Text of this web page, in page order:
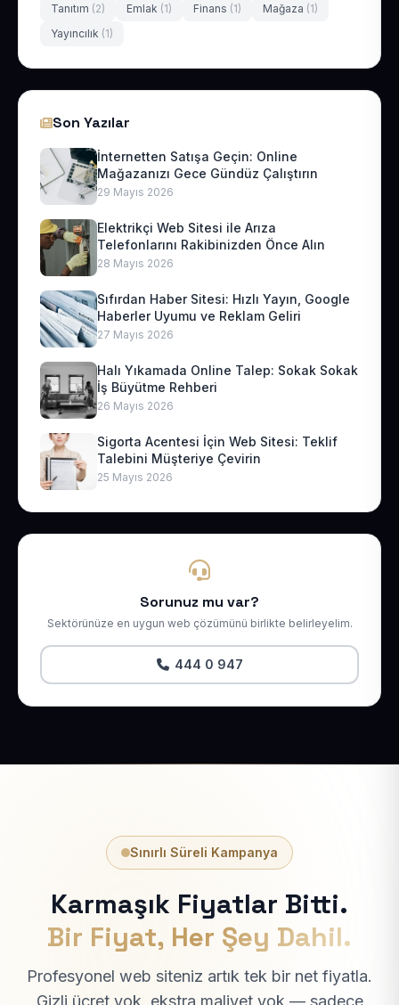
Tanıtım (2) Emlak (1) Finans (1) Mağaza (1)
Yayıncılık (1)
Son Yazılar
İnternetten Satışa Geçin: Online
Mağazanızı Gece Gündüz Çalıştırın
29 Mayıs 2026
Elektrikçi Web Sitesi ile Arıza
Telefonlarını Rakibinizden Önce Alın
28 Mayıs 2026
Sıfırdan Haber Sitesi: Hızlı Yayın, Google
Haberler Uyumu ve Reklam Geliri
27 Mayıs 2026
Halı Yıkamada Online Talep: Sokak Sokak
İş Büyütme Rehberi
26 Mayıs 2026
Sigorta Acentesi İçin Web Sitesi: Teklif
Talebini Müşteriye Çevirin
25 Mayıs 2026
Sorunuz mu var?
Sektörünüze en uygun web çözümünü birlikte belirleyelim.
444 0 947
Sınırlı Süreli Kampanya
Karmaşık Fiyatlar Bitti.
Bir Fiyat, Her Şey Dahil.
Profesyonel web siteniz artık tek bir net fiyatla.
Gizli ücret yok, ekstra maliyet yok — sadece